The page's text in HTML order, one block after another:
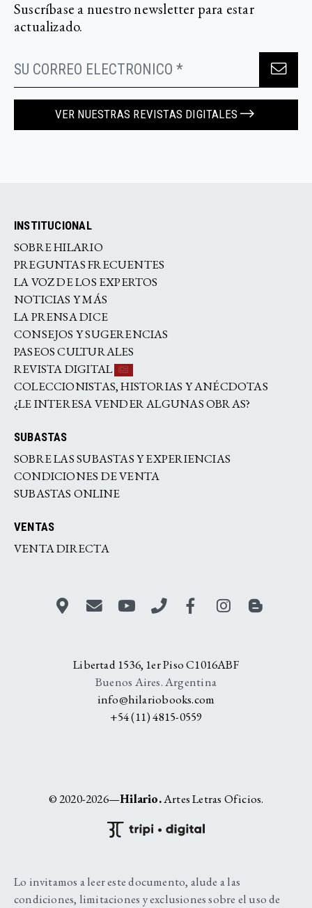
Suscríbase a nuestro newsletter para estar
actualizado.
VER NUESTRAS REVISTAS DIGITALES
INSTITUCIONAL
SOBRE HILARIO
PREGUNTAS FRECUENTES
LA VOZ DE LOS EXPERTOS
NOTICIAS Y MÁS
LA PRENSA DICE
CONSEJOS Y SUGERENCIAS
PASEOS CULTURALES
REVISTA DIGITAL
COLECCIONISTAS, HISTORIAS Y ANÉCDOTAS
¿LE INTERESA VENDER ALGUNAS OBRAS?
SUBASTAS
SOBRE LAS SUBASTAS Y EXPERIENCIAS
CONDICIONES DE VENTA
SUBASTAS ONLINE
VENTAS
VENTA DIRECTA
Libertad 1536, 1er Piso C1016ABF
Buenos Aires. Argentina
info@hilariobooks.com
+54 (11) 4815-0559
© 2020-2026—Hilario.Artes Letras Oficios.
Lo invitamos a leer este documento, alude a las
condiciones, limitaciones y exclusiones sobre el uso de